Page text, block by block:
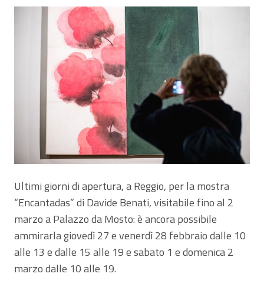
Ultimi giorni di apertura, a Reggio, per la mostra
“Encantadas” di Davide Benati, visitabile fino al 2
marzo a Palazzo da Mosto: è ancora possibile
ammirarla giovedì 27 e venerdì 28 febbraio dalle 10
alle 13 e dalle 15 alle 19 e sabato 1 e domenica 2
marzo dalle 10 alle 19.